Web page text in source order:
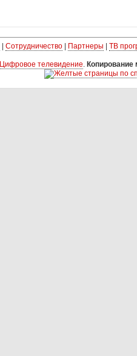
Сотрудничество| Партнеры ТВ
Цифровое телевидение. Копирование